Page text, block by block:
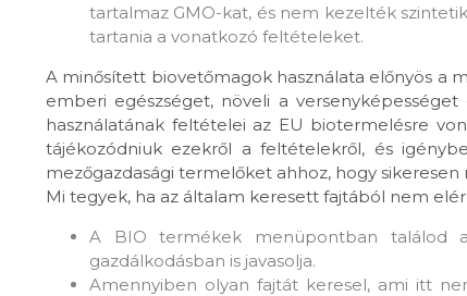
tartalmaz GMO-kat, és nem kezelték
tartania a vonatkozó feltételeket.
A minősített biovetőmagok használata előnyös a
emberi egészséget, növeli a
használatának feltételei az EU biotermelésre
tájékozódniuk ezekről a feltételekről, és
mezőgazdasági termelőket ahhoz, hogy
Mi tegyek, ha az általam keresett fajtából nem
A BIO termékek menüpontban találod
gazdálkodásban is javasolja.
Amennyiben olyan fajtát keresel, ami itt